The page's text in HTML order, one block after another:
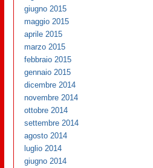
giugno 2015
maggio 2015
aprile 2015
marzo 2015
febbraio 2015
gennaio 2015
dicembre 2014
novembre 2014
ottobre 2014
settembre 2014
agosto 2014
luglio 2014
giugno 2014